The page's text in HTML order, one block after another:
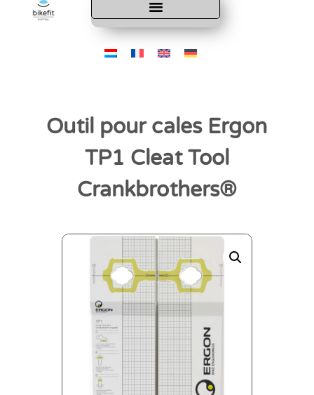
Outil pour cales Ergon
TP1 Cleat Tool
Crankbrothers®